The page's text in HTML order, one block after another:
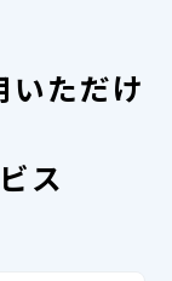
いただけ
ス